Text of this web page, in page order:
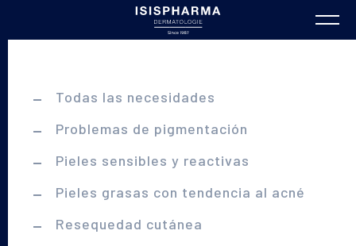
Todas las necesidades
Problemas de pigmentación
Pieles sensibles y reactivas
Pieles grasas con tendencia al acné
Resequedad cutánea